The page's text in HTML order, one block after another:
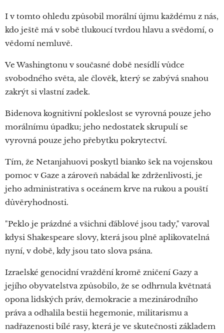
I v tomto ohledu způsobil morální újmu každému z nás,
kdo ještě má v sobě tlukoucí tvrdou hlavu a svědomí, o
vědomí nemluvě.
Ve Washingtonu v současné době nesídlí vůdce
svobodného světa, ale člověk, který se zabývá snahou
zakrýt si vlastní zadek.
Bidenova kognitivní pokleslost se vyrovná pouze jeho
morálnímu úpadku; jeho nedostatek skrupulí se
vyrovná pouze jeho přebytku pokrytectví.
Tím, že Netanjahuovi poskytl bianko šek na vojenskou
pomoc v Gaze a zároveň nabádal ke zdrženlivosti, je
jeho administrativa s oceánem krve na rukou a pouští
důvěryhodnosti.
"Peklo je prázdné a všichni ďáblové jsou tady," varoval
kdysi Shakespeare slovy, která jsou plně aplikovatelná
nyní, v době, kdy jsou tato slova psána.
Izraelské genocidní vraždění kromě zničení Gazy a
jejího obyvatelstva způsobilo, že se odhrnula květnatá
opona lidských práv, demokracie a mezinárodního
práva a odhalila bestii hegemonie, militarismu a
nadřazenosti bílé rasy, která je ve skutečnosti základem